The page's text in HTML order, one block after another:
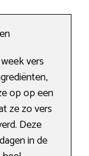
vers
op op een
ze zo vers
Deze
in de